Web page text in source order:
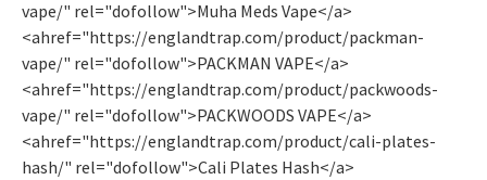
vape/" rel="dofollow">Muha Meds Vape</a>
<ahref="https://englandtrap.com/product/packman-
vape/" rel="dofollow">PACKMAN VAPE</a>
<ahref="https://englandtrap.com/product/packwoods-
vape/" rel="dofollow">PACKWOODS VAPE</a>
<ahref="https://englandtrap.com/product/cali-plates-
hash/" rel="dofollow">Cali Plates Hash</a>